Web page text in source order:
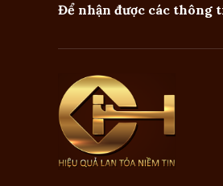
Để nhận được các thông